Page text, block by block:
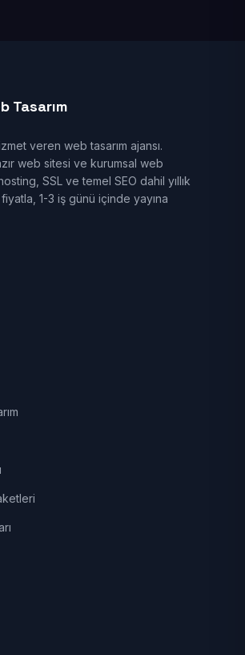
Tasarım
veren web tasarım ajansı.
web sitesi ve kurumsal web
hosting, SSL ve temel SEO dahil yıllık
1-3 iş günü içinde yayına